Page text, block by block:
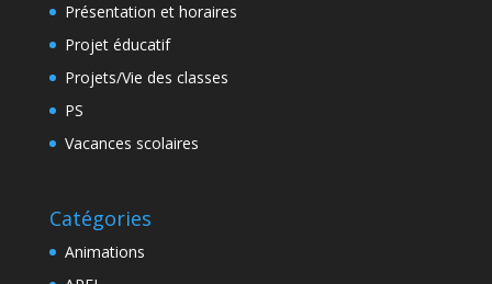
Présentation et horaires
Projet éducatif
Projets/Vie des classes
PS
Vacances scolaires
Catégories
Animations